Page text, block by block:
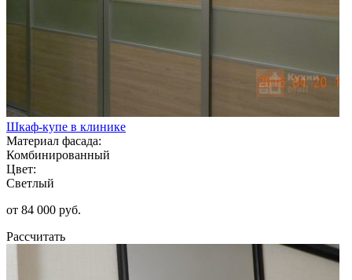
Шкаф-купе в клинике
Материал фасада:
Комбинированный
Цвет:
Светлый
от 84 000 руб.
Рассчитать